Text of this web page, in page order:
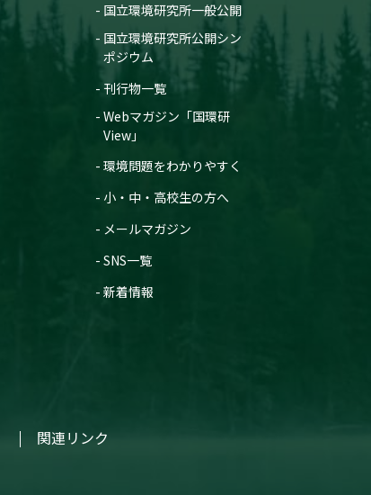
国立環境研究所一般公開
国立環境研究所公開シン
ポジウム
刊行物一覧
Webマガジン「国環研
View」
環境問題をわかりやすく
小・中・高校生の方へ
メールマガジン
SNS一覧
新着情報
関連リンク